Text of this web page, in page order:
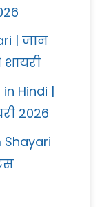
| जान
Hindi |
2026
Shayari